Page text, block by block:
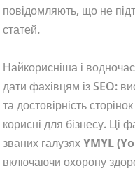
повідомляють, що не
статей.
Найкорисніша і
дати фахівцям із SEO:
та достовірність
корисні для бізнесу. Ці
званих галузяхYMYL
включаючи охорону